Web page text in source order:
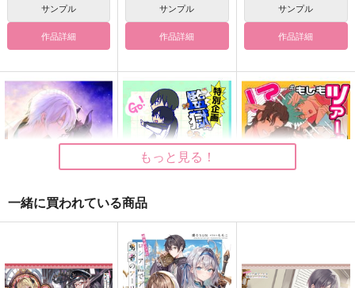
サンプル
作品詳細
サンプル
作品詳細
サンプル
作品詳細
TOUR
特別企画監獄わーるど
ツアー
AP-DASH
グデュエットした
ら！？
土の栄養
もっと見る！
一緒に買われている商品